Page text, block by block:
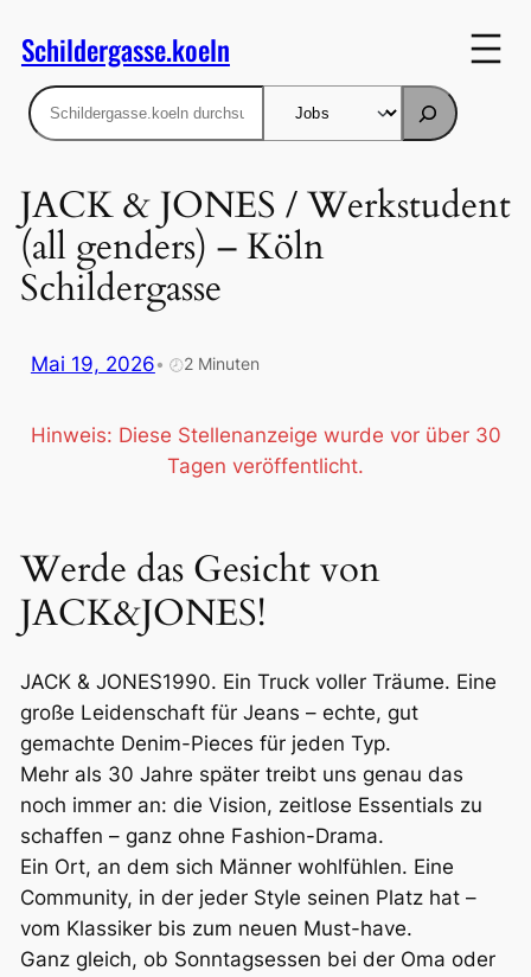
Inhalt
springen
Schildergasse.koeln
Suchen
JACK & JONES / Werkstudent
(all genders) – Köln
Schildergasse
Mai 19, 2026• 🕗2 Minuten
Hinweis: Diese Stellenanzeige wurde vor über 30
Tagen veröffentlicht.
Werde das Gesicht von
JACK&JONES!
JACK & JONES1990. Ein Truck voller Träume. Eine
große Leidenschaft für Jeans – echte, gut
gemachte Denim-Pieces für jeden Typ.
Mehr als 30 Jahre später treibt uns genau das
noch immer an: die Vision, zeitlose Essentials zu
schaffen – ganz ohne Fashion-Drama.
Ein Ort, an dem sich Männer wohlfühlen. Eine
Community, in der jeder Style seinen Platz hat –
vom Klassiker bis zum neuen Must-have.
Ganz gleich, ob Sonntagsessen bei der Oma oder